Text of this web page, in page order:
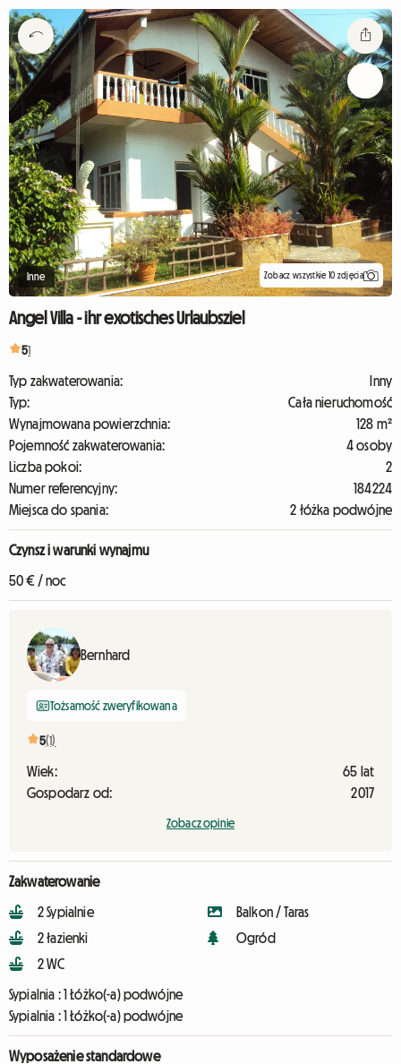
Inne Zobacz wszystkie 10 zdjęcia
Angel Villa - ihr exotisches Urlaubsziel
51
Typ zakwaterowania:
Inny
Typ:
Cała nieruchomość
Wynajmowana powierzchnia:
128 m²
Pojemność zakwaterowania:
4 osoby
Liczba pokoi:
2
Numer referencyjny:
184224
Miejsca do spania:
2 łóżka podwójne
Czynsz i warunki wynajmu
50 € / noc
Bernhard
Tożsamość zweryfikowana
5(1)
Wiek:
65 lat
Gospodarz od:
2017
Zobacz opinie
Zakwaterowanie
2 Sypialnie
2 łazienki
2 WC
Balkon / Taras
Ogród
Sypialnia :1 Łóżko(-a) podwójne
Sypialnia :1 Łóżko(-a) podwójne
Wyposażenie standardowe